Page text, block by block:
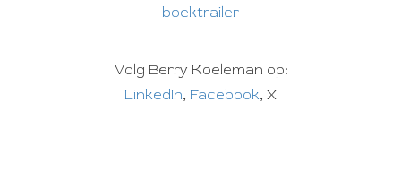
boektrailer
Volg Berry Koeleman op:
LinkedIn, Facebook, X